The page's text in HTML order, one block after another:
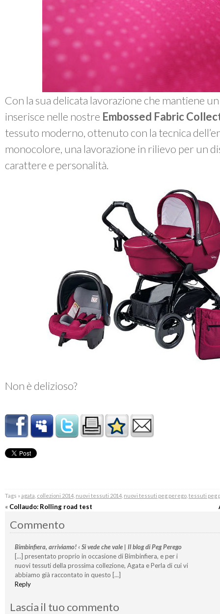
Con la sua delicata lavorazione che mantiene
inserisce nelle nostre Embossed Fabric
tessuto moderno, ottenuto con la tecnica
monocolore, una lavorazione in rilievo per un
carattere e personalità.
Non è delizioso?
Tags »agata collezioni 2014, nuovi tessuti 2014, nuovi tessuti peg perego, tessuti peg
« Collaudo: Rolling road test
Commento
Bimbinfiera, arriviamo! ‹ Si vede che vale | Il blog di Peg Perego
[...] presentato proprio in occasione di Bimbinfiera, e per i
nuovi tessuti della prossima collezione, Agata e Perla di cui vi
abbiamo già raccontato in questo [...]
Reply
Lascia il tuo commento